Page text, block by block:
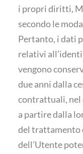
i propri diritti,
secondo le
Pertanto, i dati
relativi
vengono
due anni dalla
contrattuali, nel
a partire dalla
del trattamento
dell’Utente